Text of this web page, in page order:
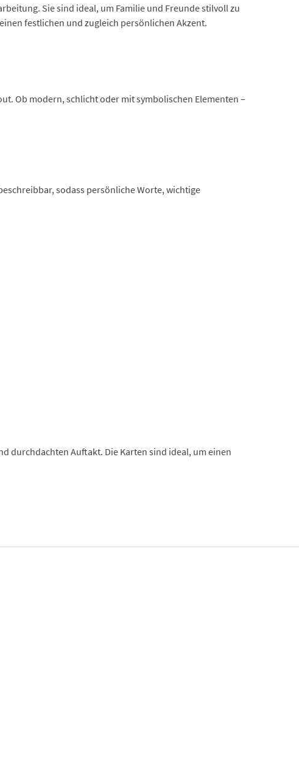
Sie sind ideal, um Familie und Freunde stilvoll zu
festlichen und zugleich persönlichen Akzent.
Ob modern, schlicht oder mit symbolischen Elementen –
sodass persönliche Worte, wichtige
durchdachten Auftakt. Die Karten sind ideal, um einen